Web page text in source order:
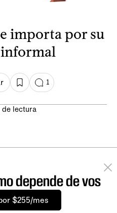
importa por su
informal
1
de lectura
depende de vos
$255/mes